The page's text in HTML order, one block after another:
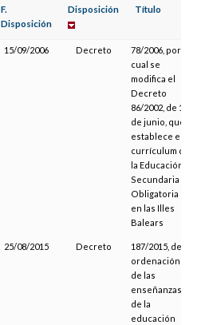
F.
Disposición
Disposición Título
15/09/2006 Decreto
78/2006, por el
cual se
modifica el
Decreto
86/2002, de 14
de junio, que
establece el
currículum de
la Educación
Secundaria
Obligatoria
en las Illes
Balears
25/08/2015 Decreto
187/2015, de
ordenación
de las
enseñanzas
de la
educación